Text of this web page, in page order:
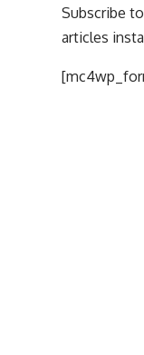
Subscribe
articles